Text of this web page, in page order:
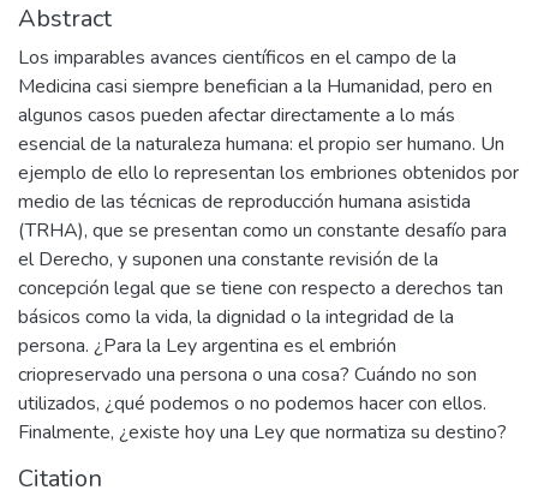
Abstract
Los imparables avances científicos en el campo de la
Medicina casi siempre benefician a la Humanidad, pero en
algunos casos pueden afectar directamente a lo más
esencial de la naturaleza humana: el propio ser humano. Un
ejemplo de ello lo representan los embriones obtenidos por
medio de las técnicas de reproducción humana asistida
(TRHA), que se presentan como un constante desafío para
el Derecho, y suponen una constante revisión de la
concepción legal que se tiene con respecto a derechos tan
básicos como la vida, la dignidad o la integridad de la
persona. ¿Para la Ley argentina es el embrión
criopreservado una persona o una cosa? Cuándo no son
utilizados, ¿qué podemos o no podemos hacer con ellos.
Finalmente, ¿existe hoy una Ley que normatiza su destino?
Citation